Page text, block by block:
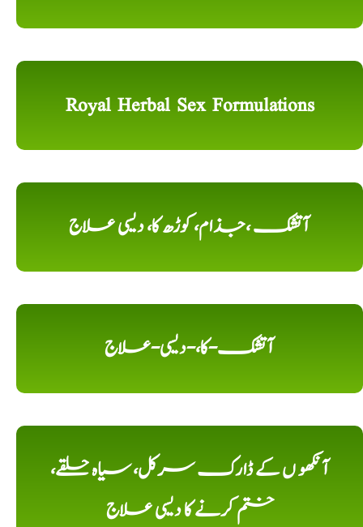
Royal Herbal Sex Formulations
آتشک ،جذام، کوڑھ کا، دیسی علاج
آتشک-کا،-دیسی-علاج
آنکھو ں کے ڈارک سرکل، سیاہ حلقے،
ختم کرنے کا دیسی علاج